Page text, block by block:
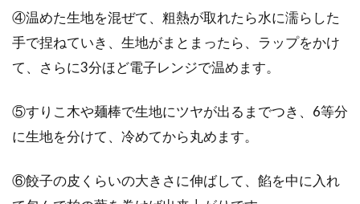
④温めた生地を混ぜて、粗熱が取れたら水に濡らした
手で捏ねていき、生地がまとまったら、ラップをかけ
て、さらに3分ほど電子レンジで温めます。
⑤すりこ木や麺棒で生地にツヤが出るまでつき、6等分
に生地を分けて、冷めてから丸めます。
⑥餃子の皮くらいの大きさに伸ばして、餡を中に入れ